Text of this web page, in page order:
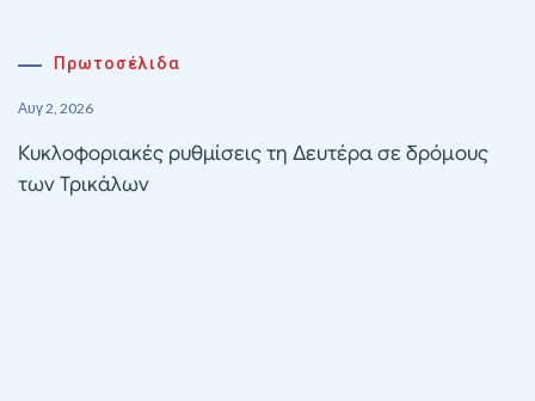
Πρωτοσέλιδα
Αυγ 2, 2026
Κυκλοφοριακές ρυθμίσεις τη Δευτέρα σε δρόμους
των Τρικάλων